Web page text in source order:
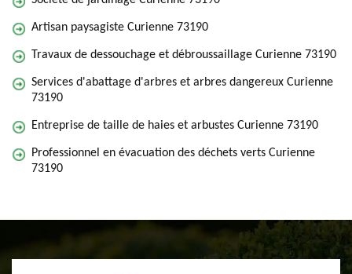
Artisan paysagiste Curienne 73190
Travaux de dessouchage et débroussaillage Curienne 73190
Services d'abattage d'arbres et arbres dangereux Curienne
73190
Entreprise de taille de haies et arbustes Curienne 73190
Professionnel en évacuation des déchets verts Curienne
73190